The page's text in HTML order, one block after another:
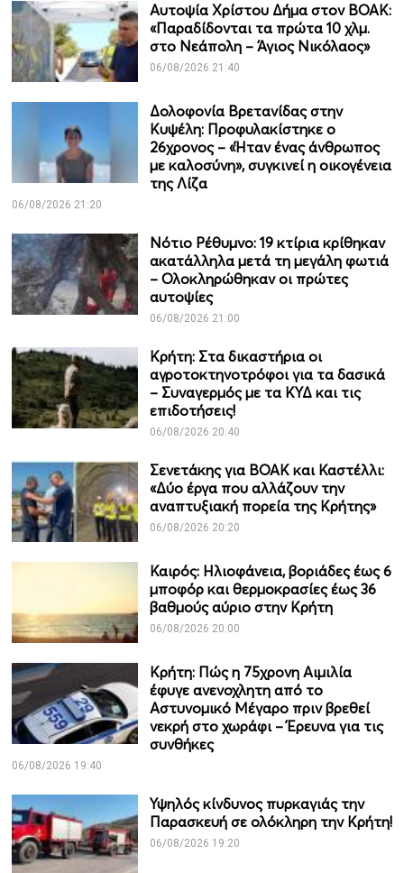
Αυτοψία Χρίστου Δήμα στον ΒΟΑΚ:
«Παραδίδονται τα πρώτα 10 χλμ.
στο Νεάπολη – Άγιος Νικόλαος»
06/08/2026 21:40
Δολοφονία Βρετανίδας στην
Κυψέλη: Προφυλακίστηκε ο
26χρονος – «Ήταν ένας άνθρωπος
με καλοσύνη», συγκινεί η οικογένεια
της Λίζα
06/08/2026 21:20
Νότιο Ρέθυμνο: 19 κτίρια κρίθηκαν
ακατάλληλα μετά τη μεγάλη φωτιά
– Ολοκληρώθηκαν οι πρώτες
αυτοψίες
06/08/2026 21:00
Κρήτη: Στα δικαστήρια οι
αγροτοκτηνοτρόφοι για τα δασικά
– Συναγερμός με τα ΚΥΔ και τις
επιδοτήσεις!
06/08/2026 20:40
Σενετάκης για ΒΟΑΚ και Καστέλλι:
«Δύο έργα που αλλάζουν την
αναπτυξιακή πορεία της Κρήτης»
06/08/2026 20:20
Καιρός: Ηλιοφάνεια, βοριάδες έως 6
μποφόρ και θερμοκρασίες έως 36
βαθμούς αύριο στην Κρήτη
06/08/2026 20:00
Κρήτη: Πώς η 75χρονη Αιμιλία
έφυγε ανενοχλητη από το
Αστυνομικό Μέγαρο πριν βρεθεί
νεκρή στο χωράφι – Έρευνα για τις
συνθήκες
06/08/2026 19:40
Υψηλός κίνδυνος πυρκαγιάς την
Παρασκευή σε ολόκληρη την Κρήτη!
06/08/2026 19:20